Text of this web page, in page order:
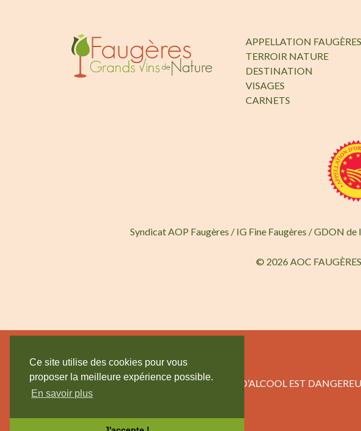
Ce site utilise des cookies pour vous
proposer la meilleure expérience possible.
En savoir plus
APPELLATION FAUGÈRES
TERROIR NATURE
DESTINATION
VISAGES
CARNETS
Syndicat AOP Faugères / IG Fine Faugères / GDON
© 2026 AOC
L’ABUS D’ALCOOL EST